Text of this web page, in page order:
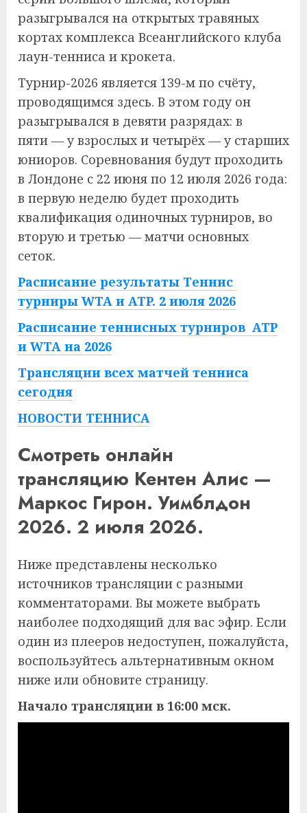
разыгрывался на открытых травяных
кортах комплекса Всеанглийского клуба
лаун-тенниса и крокета.
Турнир-2026 является 139-м по счёту,
проводящимся здесь. В этом году он
разыгрывался в девяти разрядах: в
пяти — у взрослых и четырёх — у старших
юниоров. Соревнования будут проходить
в Лондоне с 22 июня по 12 июля 2026 года:
в первую неделю будет проходить
квалификация одиночных турниров, во
вторую и третью — матчи основных
сеток.
Расписание результаты Теннис
турниры WTA и ATP. 2 июля 2026
Расписание теннисных турниров ATP
и WTA на 2026
Трансляции всех матчей тенниса
сегодня
НОВОСТИ ТЕННИСА
Смотреть онлайн
трансляцию Кентен Алис —
Маркос Гирон. Уимблдон
2026. 2 июля 2026.
Ниже представлены несколько
источников трансляции с разными
комментаторами. Вы можете выбрать
наиболее подходящий для вас эфир. Если
один из плееров недоступен, пожалуйста,
воспользуйтесь альтернативным окном
ниже или обновите страницу.
Начало трансляции в 16:00 мск.